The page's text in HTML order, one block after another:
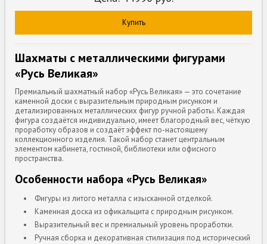
Купить
Шахматы с металлическими фигурами
«Русь Великая»
Премиальный шахматный набор «Русь Великая» — это сочетание
каменной доски с выразительным природным рисунком и
детализированных металлических фигур ручной работы. Каждая
фигура создаётся индивидуально, имеет благородный вес, чёткую
проработку образов и создаёт эффект по-настоящему
коллекционного изделия. Такой набор станет центральным
элементом кабинета, гостиной, библиотеки или офисного
пространства.
Особенности набора «Русь Великая»
Фигуры из литого металла с изысканной отделкой.
Каменная доска из офикальцита с природным рисунком.
Выразительный вес и премиальный уровень проработки.
Ручная сборка и декоративная стилизация под исторический